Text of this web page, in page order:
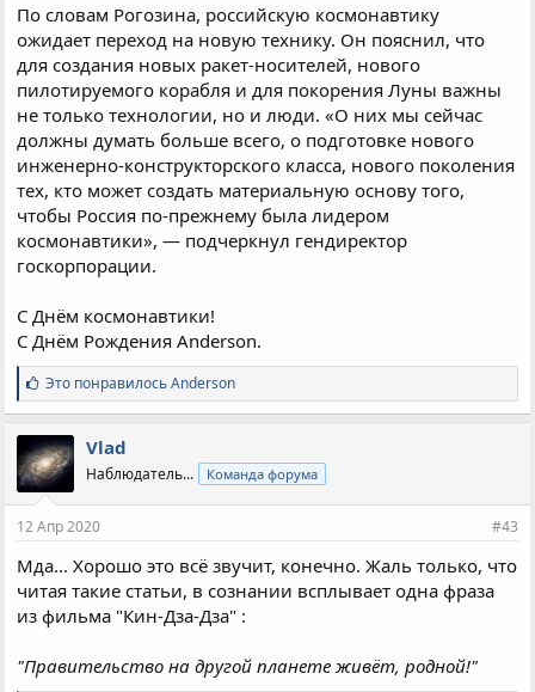
По словам Рогозина, российскую космонавтику
ожидает переход на новую технику. Он пояснил, что
для создания новых ракет-носителей, нового
пилотируемого корабля и для покорения Луны важны
не только технологии, но и люди. «О них мы сейчас
должны думать больше всего, о подготовке нового
инженерно-конструкторского класса, нового поколения
тех, кто может создать материальную основу того,
чтобы Россия по-прежнему была лидером
космонавтики», — подчеркнул гендиректор
госкорпорации.
С Днём космонавтики!
С Днём Рождения Anderson.
С
и
м
п
а
т
и
:
Это понравилосьAnderson
Vlad
Наблюдатель... Команда форума
12 Апр 2020 #43
Мда... Хорошо это всё звучит, конечно. Жаль только, что
читая такие статьи, в сознании всплывает одна фраза
из фильма "Кин-Дза-Дза" :
"Правительство на другой планете живёт, родной!"